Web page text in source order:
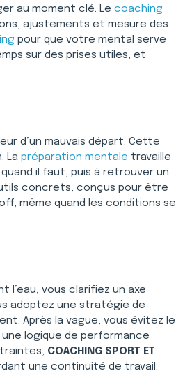
au moment clé. Le coaching
ajustements et mesure des
pour que votre mental serve
sur des prises utiles, et
d’un mauvais départ. Cette
La préparation mentale travaille
il faut, puis à retrouver un
concrets, conçus pour être
même quand les conditions se
l’eau, vous clarifiez un axe
adoptez une stratégie de
Après la vague, vous évitez le
logique de performance
COACHING SPORT ET
une continuité de travail.